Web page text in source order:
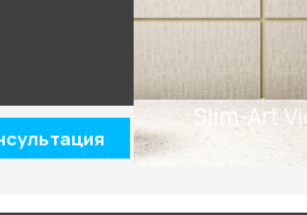
Slim-Art